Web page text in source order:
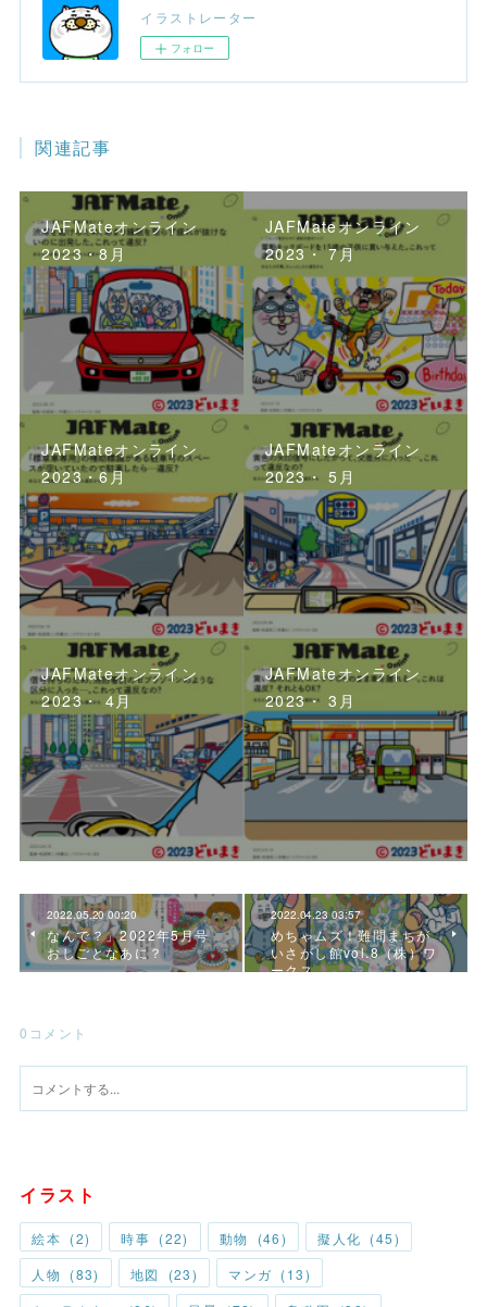
イラストレーター
フォロー
関連記事
JAFMateオンライン
2023・8月
JAFMateオンライン
2023・ 7月
JAFMateオンライン
2023・6月
JAFMateオンライン
2023・ 5月
JAFMateオンライン
2023・ 4月
JAFMateオンライン
2023・ 3月
2022.05.20 00:20
なんで？」2022年5月号
おしごとなあに？
2022.04.23 03:57
めちゃムズ！難問まちが
いさがし館vol.8（株）ワ
ークス
0 コメント
イラスト
絵本 (2) 時事 (22) 動物 (46) 擬人化 (45)
人物
(83) 地図 (23) マンガ (13)